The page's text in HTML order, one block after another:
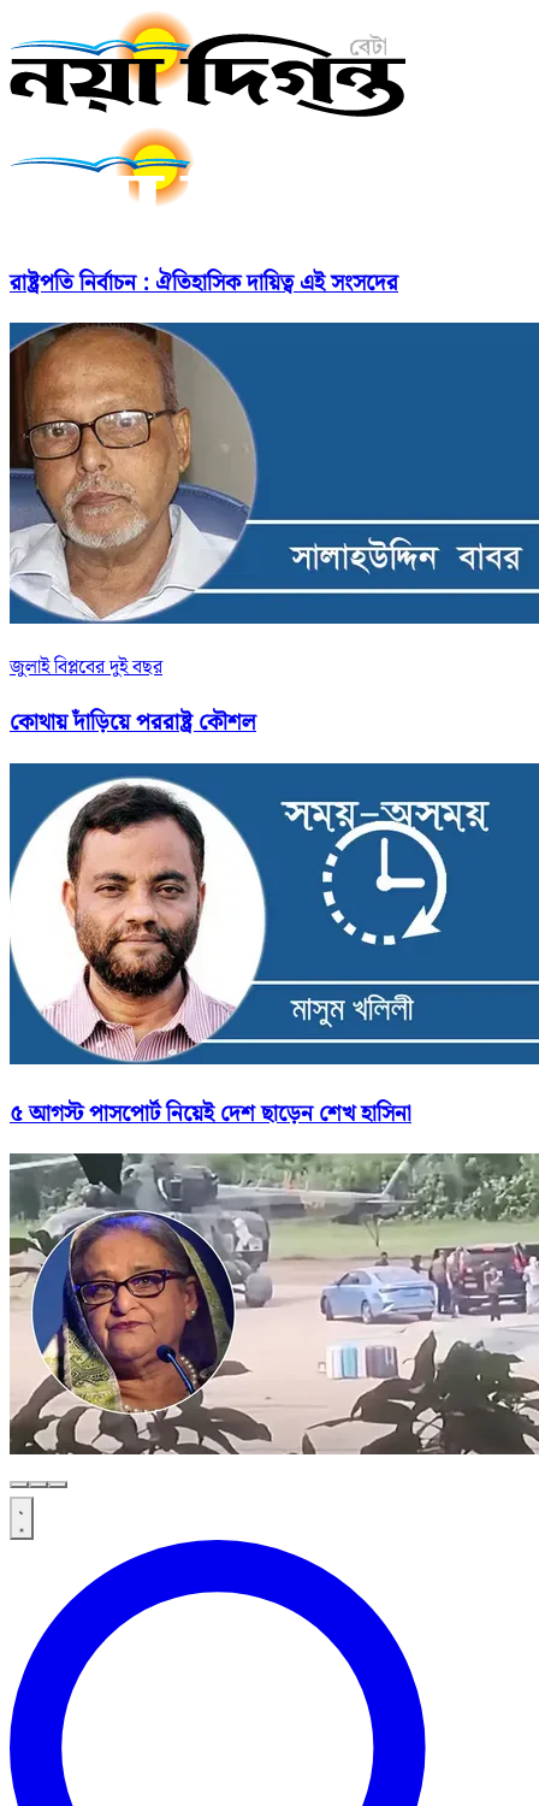
রাষ্ট্রপতি নির্বাচন : ঐতিহাসিক দায়িত্ব এই সংসদের
জুলাই বিপ্লবের দুই বছর
কোথায় দাঁড়িয়ে পররাষ্ট্র কৌশল
৫ আগস্ট পাসপোর্ট নিয়েই দেশ ছাড়েন শেখ হাসিনা